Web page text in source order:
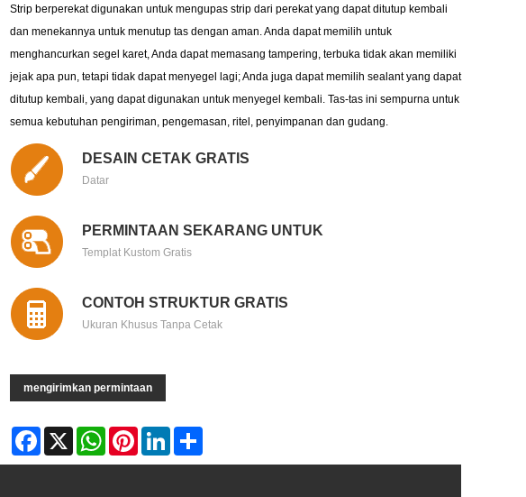
Strip berperekat digunakan untuk mengupas strip dari perekat yang dapat ditutup kembali
dan menekannya untuk menutup tas dengan aman. Anda dapat memilih untuk
menghancurkan segel karet, Anda dapat memasang tampering, terbuka tidak akan memiliki
jejak apa pun, tetapi tidak dapat menyegel lagi; Anda juga dapat memilih sealant yang dapat
ditutup kembali, yang dapat digunakan untuk menyegel kembali. Tas-tas ini sempurna untuk
semua kebutuhan pengiriman, pengemasan, ritel, penyimpanan dan gudang.
DESAIN CETAK GRATIS
Datar
PERMINTAAN SEKARANG UNTUK
Templat Kustom Gratis
CONTOH STRUKTUR GRATIS
Ukuran Khusus Tanpa Cetak
mengirimkan permintaan
Facebook WhatsAppPinterestLinkedIn